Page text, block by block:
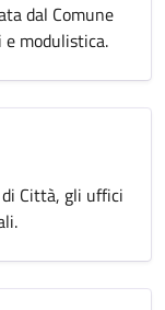
dal Comune
modulistica.
Città, gli uffici